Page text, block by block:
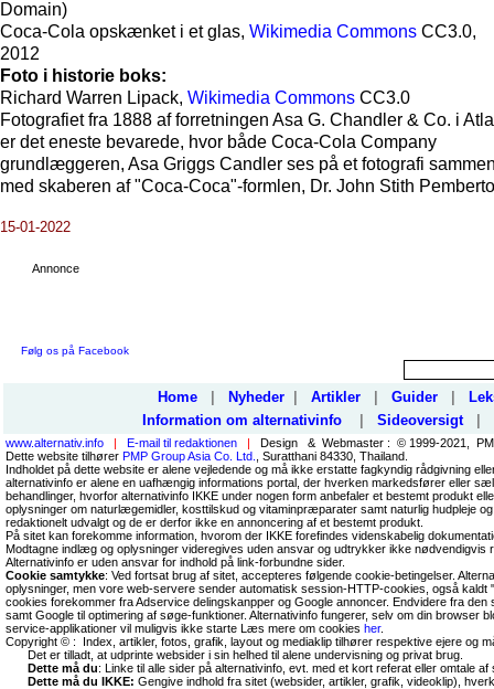
Domain)
Coca-Cola opskænket i et glas, Wikimedia Commons CC3.0,
2012
Foto i historie boks:
Richard Warren Lipack, Wikimedia Commons CC3.0
Fotografiet fra 1888 af forretningen Asa G. Chandler & Co. i
er det eneste bevarede, hvor både Coca-Cola Company
grundlæggeren, Asa Griggs Candler ses på et fotografi
med skaberen af "Coca-Coca"-formlen, Dr. John Stith
15-01-2022
Annonce
Følg os på Facebook
Home Nyheder Artikler Guider
Information om alternativinfo
Sideoversigt
www.alternativ.info | E-mail til redaktionen | Design & Webmaster : © 1999-2021,
Dette website tilhører PMP Group Asia Co. Ltd.
, Suratthani 84330, Thailand.
Indholdet på dette website er alene vejledende og må ikke erstatte fagkyndig rådgivning
alternativinfo er alene en uafhængig informations portal, der hverken markedsfører eller
behandlinger, hvorfor alternativinfo IKKE under nogen form anbefaler et bestemt produkt
oplysninger om naturlægemidler, kosttilskud og vitaminpræparater samt naturlig hudpleje
redaktionelt udvalgt og de er derfor ikke en annoncering af et bestemt produkt.
På sitet kan forekomme information, hvorom der IKKE forefindes videnskabelig
Modtagne indlæg og oplysninger videregives uden ansvar og udtrykker ikke nødvendigvis
Alternativinfo er uden ansvar for indhold på link-forbundne sider.
Cookie samtykke: Ved fortsat brug af sitet, accepteres følgende cookie-betingelser.
oplysninger, men vore web-servere sender automatisk session-HTTP-cookies, også kaldt
cookies forekommer fra Adservice delingskanpper og Google annoncer. Endvidere fra den
samt Google til optimering af søge-funktioner. Alternativinfo fungerer, selv om din browser
service-applikationer vil muligvis ikke starte Læs mere om cookies her.
Copyright © : Index, artikler, fotos, grafik, layout og mediaklip tilhører respektive ejere og
Det er tilladt, at udprinte websider i sin helhed til alene undervisning og privat brug.
Dette må du: Linke til alle sider på alternativinfo, evt. med et kort referat eller omtale af
Dette må du IKKE: Gengive indhold fra sitet (websider, artikler, grafik, videoklip),